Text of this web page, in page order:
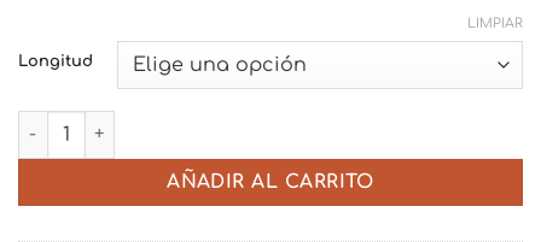
Longitud
LIMPIAR
Pilar Recto Slim - Hexágono Interno cantidad
AÑADIR AL CARRITO